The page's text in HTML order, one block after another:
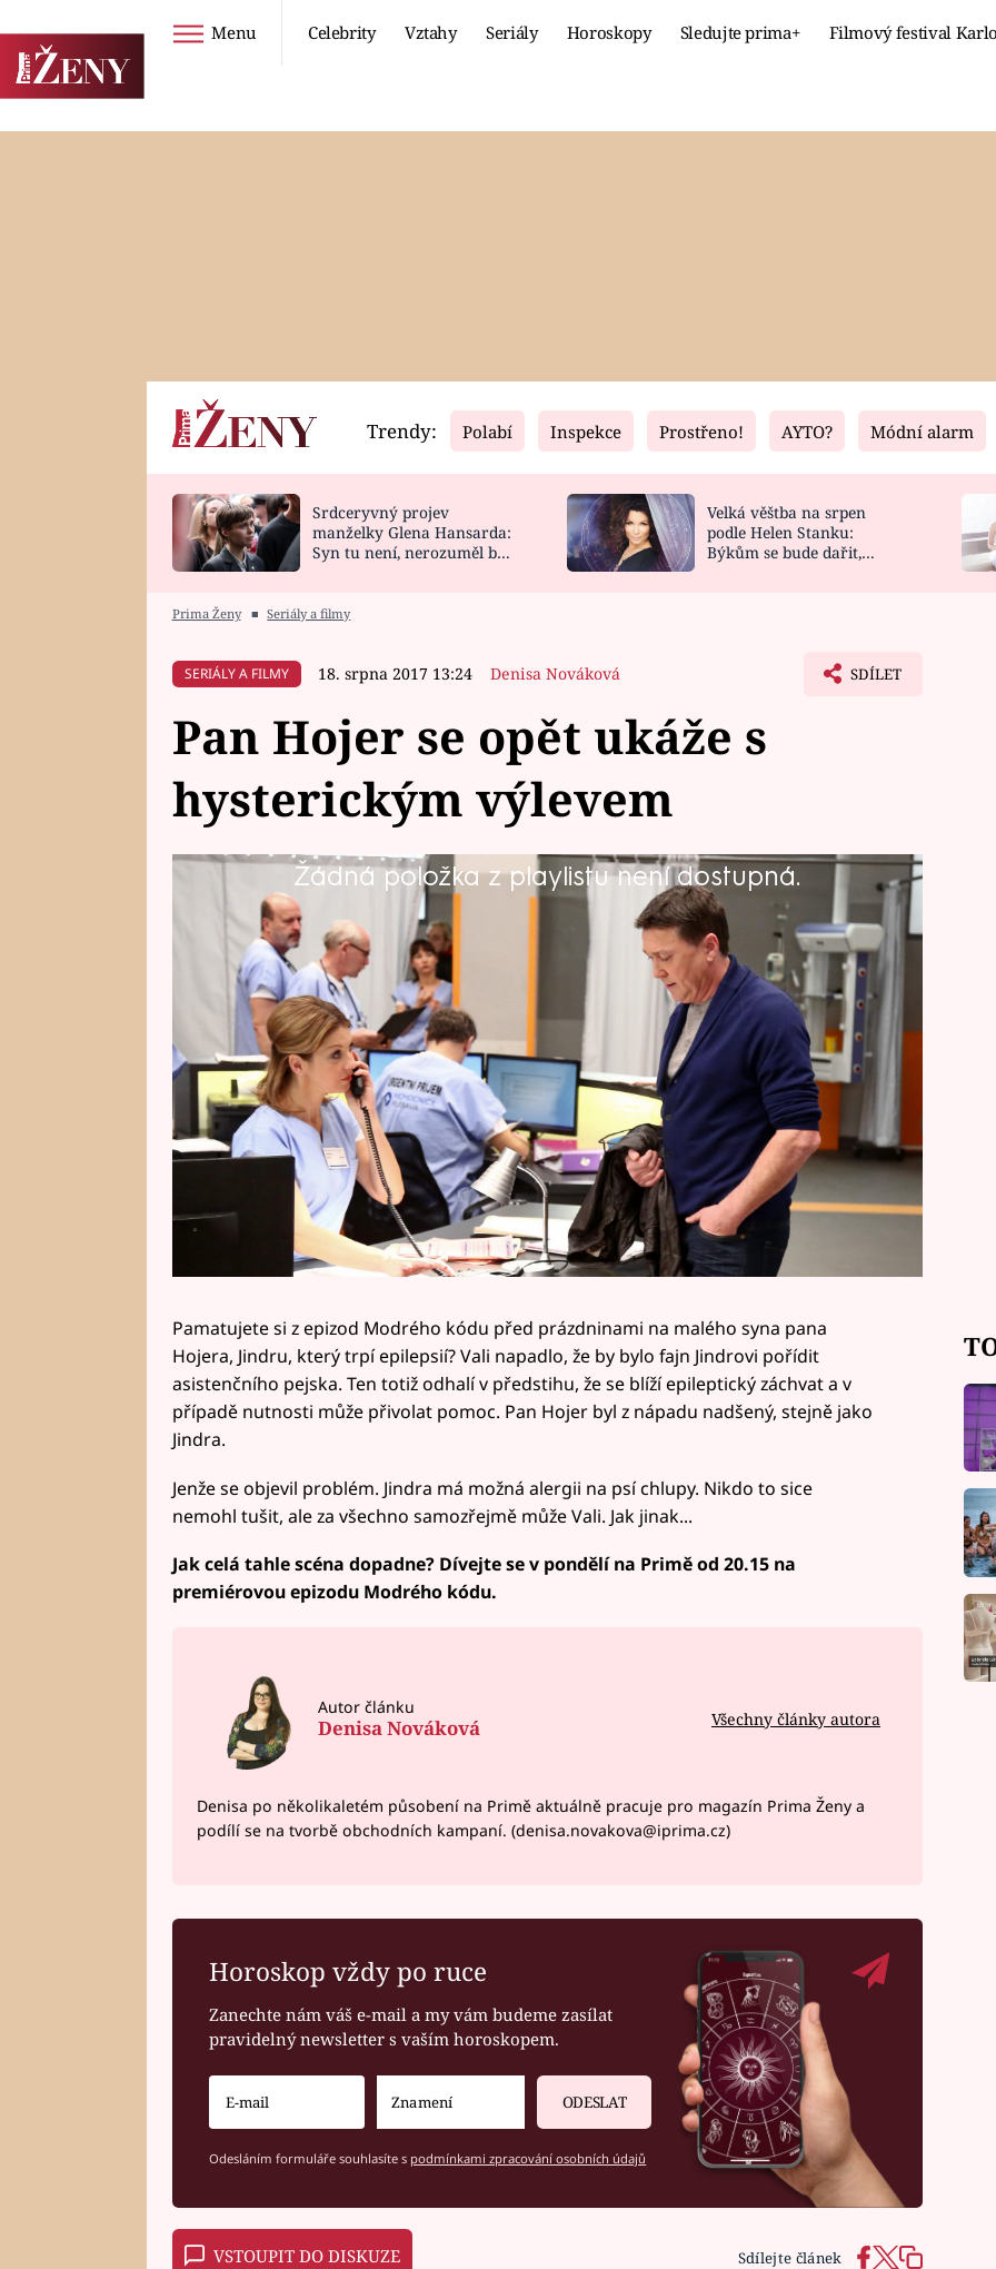
Menu Celebrity Vztahy Seriály Horoskopy Sledujte prima+ Filmový festival
Horoskopy
HOROSKOP NA
Video
CELEBRITY
VAŘENÍ
Fresh
NOVINKY
VIDEORECEPTY
Living
DESIGN
Trendy: Polabí Inspekce Prostřeno! AYTO? Módní alarm
Srdceryvný projev
manželky Glena Hansarda:
Syn tu není, nerozuměl by
Velká věštba na srpen
podle Helen Stanku:
Býkům se bude dařit,
Prima Ženy ■ Seriály a filmy
SERIÁLY A FILMY 18. srpna 2017 13:24 Denisa Nováková SDÍLET
Pan Hojer se opět ukáže s
hysterickým výlevem
Žádná položka z playlistu není dostupná.
Že je pan Hojer "nervák", to se o něm už na rubavském urgentním
příjmu dobře ví. Co bude za problém tentokrát?
Pamatujete si z epizod Modrého kódu před prázdninami na malého syna pana
Hojera, Jindru, který trpí epilepsií? Vali napadlo, že by bylo fajn Jindrovi pořídit
asistenčního pejska. Ten totiž odhalí v předstihu, že se blíží epileptický záchvat a v
případě nutnosti může přivolat pomoc. Pan Hojer byl z nápadu nadšený, stejně jako
Jindra.
Jenže se objevil problém. Jindra má možná alergii na psí chlupy. Nikdo to sice
nemohl tušit, ale za všechno samozřejmě může Vali. Jak jinak...
Jak celá tahle scéna dopadne? Dívejte se v pondělí na Primě od 20.15 na
premiérovou epizodu Modrého kódu.
Autor článku
Denisa Nováková Všechny články autora
Denisa po několikaletém působení na Primě aktuálně pracuje pro magazín Prima Ženy a
podílí se na tvorbě obchodních kampaní. (denisa.novakova@iprima.cz)
Horoskop vždy po ruce
Zanechte nám váš e-mail a my vám budeme zasílat
pravidelný newsletter s vaším horoskopem.
ODESLAT
Odesláním formuláře souhlasíte s podmínkami zpracování osobních údajů
VSTOUPIT DO DISKUZE Sdílejte článek